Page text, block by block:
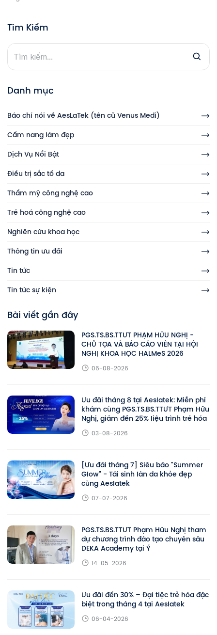
Tìm Kiếm
Danh mục
Báo chí nói về AesLaTek (tên cũ Venus Medi)
Cẩm nang làm đẹp
Dịch Vụ Nổi Bật
Điều trị sắc tố da
Thẩm mỹ công nghệ cao
Trẻ hoá công nghệ cao
Nghiên cứu khoa học
Thông tin ưu đãi
Tin tức
Tin tức sự kiện
Bài viết gần đây
PGS.TS.BS.TTƯT PHẠM HỮU NGHỊ -
CHỦ TỌA VÀ BÁO CÁO VIÊN TẠI HỘI
NGHỊ KHOA HỌC HALMeS 2026
06-08-2026
Ưu đãi tháng 8 tại Aeslatek: Miễn phí
khám cùng PGS.TS.BS.TTƯT Phạm Hữu
Nghị, giảm đến 25% liệu trình trẻ hóa
03-08-2026
[Ưu đãi tháng 7] Siêu bão "Summer
Glow" - Tái sinh làn da khỏe đẹp
cùng Aeslatek
07-07-2026
PGS.TS.BS.TTƯT Phạm Hữu Nghị tham
dự chương trình đào tạo chuyên sâu
DEKA Academy tại Ý
14-05-2026
Ưu đãi đến 30% – Đại tiệc trẻ hóa đặc
biệt trong tháng 4 tại Aeslatek
06-04-2026